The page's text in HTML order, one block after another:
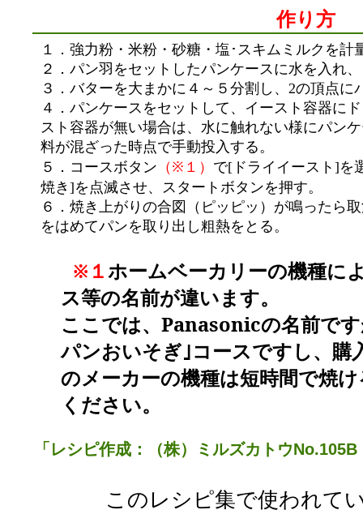
作り方
１．強力粉・米粉・砂糖・塩･スキムミルクを計
２．パン羽をセットしたパンケースに水を入れ
３．バターを大まかに４～５分割し、2の頂点に
４．パンケースをセットして、イースト容器に
スト容器が無い場合は、水に触れない様にパン
料が混ざった時点で手動投入する。
５．コースボタン （※１） で[ ドライイースト ]を
焼き ]を点滅させ、スタートボタンを押す。
６．焼き上がりの合図（ピッピッ）が鳴ったら
をはめてパンを取り出し粗熱をとる。
※１ホームベーカリーの機種に
ス等の名前が違います。
ここでは、Panasonicの名前で
パンおいそぎ｣コースですし、購
のメーカーの機種は短時間で焼
ください。
「レシピ作成：（株）ミルズカトウ
このレシピ集で使われて